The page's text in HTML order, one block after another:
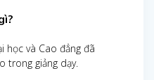
học và Cao đẳng đã
trong giảng dạy.